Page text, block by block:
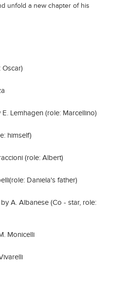
unfold a new chapter of his
Lemhagen (role: Marcellino)
himself)
(role: Albert)
Daniela's father)
A. Albanese (Co - star, role:
Monicelli